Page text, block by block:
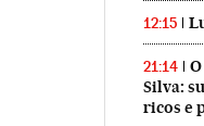
12:15
21:14
Silva:
ricos e